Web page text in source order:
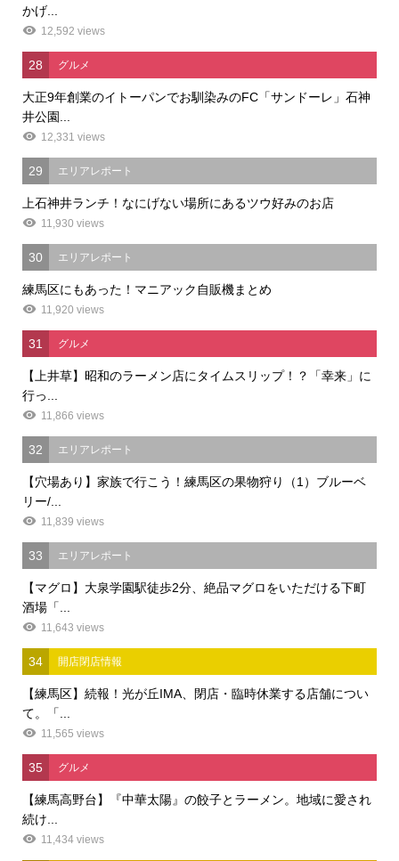
かげ...
12,592 views
28 グルメ
大正9年創業のイトーパンでお馴染みのFC「サンドーレ」石神
井公園...
12,331 views
29 エリアレポート
上石神井ランチ！なにげない場所にあるツウ好みのお店
11,930 views
30 エリアレポート
練馬区にもあった！マニアック自販機まとめ
11,920 views
31 グルメ
【上井草】昭和のラーメン店にタイムスリップ！？「幸来」に
行っ...
11,866 views
32 エリアレポート
【穴場あり】家族で行こう！練馬区の果物狩り（1）ブルーベ
リー/...
11,839 views
33 エリアレポート
【マグロ】大泉学園駅徒歩2分、絶品マグロをいただける下町
酒場「...
11,643 views
34 開店閉店情報
【練馬区】続報！光が丘IMA、閉店・臨時休業する店舗につい
て。「...
11,565 views
35 グルメ
【練馬高野台】『中華太陽』の餃子とラーメン。地域に愛され
続け...
11,434 views